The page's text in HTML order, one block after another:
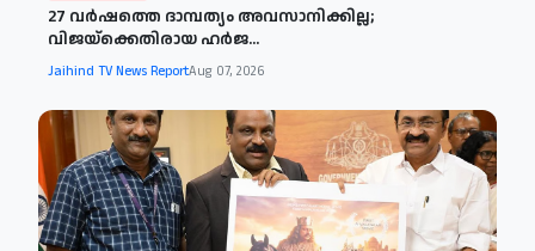
27 വർഷത്തെ ദാമ്പത്യം അവസാനിക്കില്ല;
വിജയ്‌ക്കെതിരായ ഹർജ...
Jaihind TV News ReportAug 07, 2026